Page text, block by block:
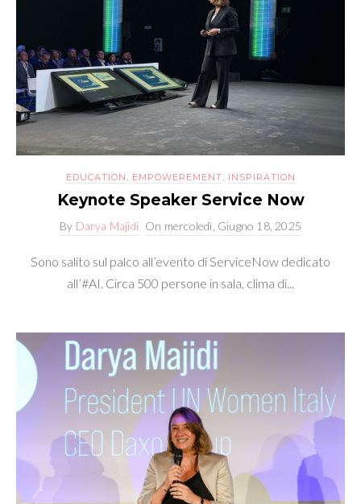
EDUCATION , EMPOWEREMENT, INSPIRATION
Keynote Speaker Service Now
By Darya Majidi On mercoledì, Giugno 18, 2025
Sono salito sul palco all’evento di ServiceNow dedicato
all’#AI. Circa 500 persone in sala, clima di...